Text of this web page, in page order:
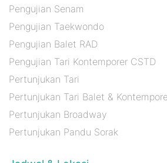
Pengujian Senam
Pengujian Taekwondo
Pengujian Balet RAD
Pengujian Tari Kontemporer CSTD
Pertunjukan Tari
Pertunjukan Tari Balet &
Pertunjukan Broadway
Pertunjukan Pandu Sorak